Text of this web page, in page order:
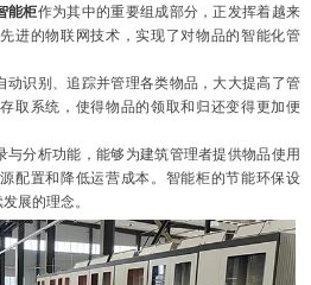
能柜作为其中的重要组成部分，正发挥着越来
进的物联网技术，实现了对物品的智能化管
动识别、追踪并管理各类物品，大大提高了管
取系统，使得物品的领取和归还变得更加便
与分析功能，能够为建筑管理者提供物品使用
配置和降低运营成本。智能柜的节能环保设
展的理念。